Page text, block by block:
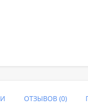
ОТЗЫВОВ (0)